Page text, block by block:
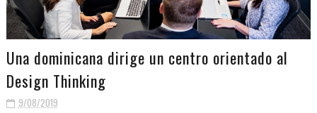
Una dominicana dirige un centro orientado al
Design Thinking
9/08/2019